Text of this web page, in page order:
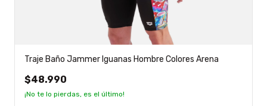
Traje Baño Jammer Iguanas Hombre Colores Arena
$48.990
¡No te lo pierdas, es el último!